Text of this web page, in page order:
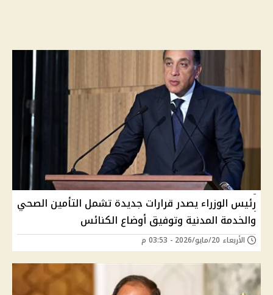
رئيس الوزراء يصدر قرارات جديدة تشمل التأمين الصحي
والخدمة المدنية وتوفيق أوضاع الكنائس
الأربعاء 20/مايو/2026 - 03:53 م